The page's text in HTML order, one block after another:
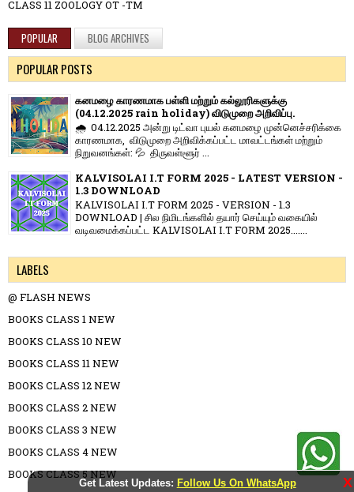
Get Latest Updates: Follow Us On WhatsApp X
CLASS 11 ZOOLOGY OT -TM
POPULAR BLOG ARCHIVES
POPULAR POSTS
கனமழை காரணமாக பள்ளி மற்றும் கல்லூரிகளுக்கு
(04.12.2025 rain holiday) விடுமுறை அறிவிப்பு.
🌧️ 04.12.2025 அன்று டிட்வா புயல் கனமழை முன்னெச்சரிக்கை
காரணமாக, விடுமுறை அறிவிக்கப்பட்ட மாவட்டங்கள் மற்றும்
நிறுவனங்கள்: 💦 திருவள்ளூர் ...
KALVISOLAI I.T FORM 2025 - LATEST VERSION -
1.3 DOWNLOAD
KALVISOLAI I.T FORM 2025 - VERSION - 1.3
DOWNLOAD | சில நிமிடங்களில் தயார் செய்யும் வகையில்
வடிவமைக்கப்பட்ட KALVISOLAI I.T FORM 2025.......
LABELS
@ FLASH NEWS
BOOKS CLASS 1 NEW
BOOKS CLASS 10 NEW
BOOKS CLASS 11 NEW
BOOKS CLASS 12 NEW
BOOKS CLASS 2 NEW
BOOKS CLASS 3 NEW
BOOKS CLASS 4 NEW
BOOKS CLASS 5 NEW